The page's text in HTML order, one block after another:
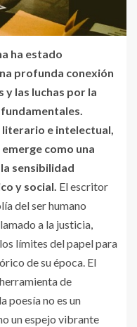
ha estado
profunda conexión
las luchas por la
e intelectual,
emerge como una
sensibilidad
y social. El escritor
del ser humano
a la justicia,
límites del papel para
de su época. El
de
poesía no es un
un espejo vibrante